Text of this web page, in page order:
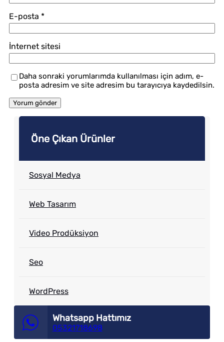
E-posta *
İnternet sitesi
Daha sonraki yorumlarımda kullanılması için adım, e-
posta adresim ve site adresim bu tarayıcıya kaydedilsin.
Öne Çıkan Ürünler
Sosyal Medya
Web Tasarım
Video Prodüksiyon
Seo
WordPress
Whatsapp Hattımız
05321718698